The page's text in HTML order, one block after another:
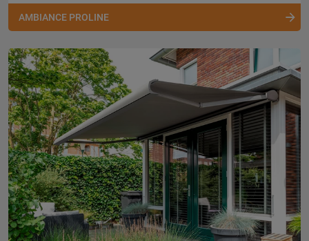
AMBIANCE PROLINE